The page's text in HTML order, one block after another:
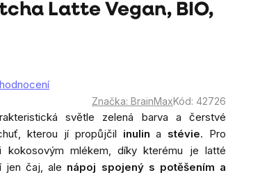
Latte Vegan, BIO,
Značka: BrainMaxKód: 42726
světle zelená barva a čerstvé
kterou jí propůjčil inulina stévie. Pro
kokosovým mlékem, díky kterému je latté
jen čaj, ale nápoj spojený s potěšením a